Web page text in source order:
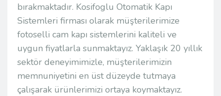
bırakmaktadır. Kosifoglu Otomatik Kapı
Sistemleri firması olarak müşterilerimize
fotoselli cam kapı sistemlerini kaliteli ve
uygun fiyatlarla sunmaktayız. Yaklaşık 20 yıllık
sektör deneyimimizle, müşterilerimizin
memnuniyetini en üst düzeyde tutmaya
çalışarak ürünlerimizi ortaya koymaktayız.